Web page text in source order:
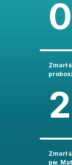
Zmarł
Zmarł
pw.